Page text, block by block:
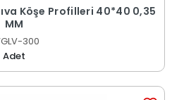
Köşe Profilleri 40*40 0,35
MM
300
Adet